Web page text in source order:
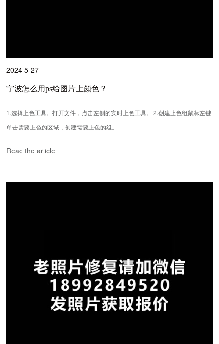
2024-5-27
宁波怎么用ps给图片上颜色？
1.选择上色工具。打开文件，点击左侧的实时上色工具。 2.创建上色组鼠标左键
单击需要上色的区域，创建需要上色的组。 ...
Read the article